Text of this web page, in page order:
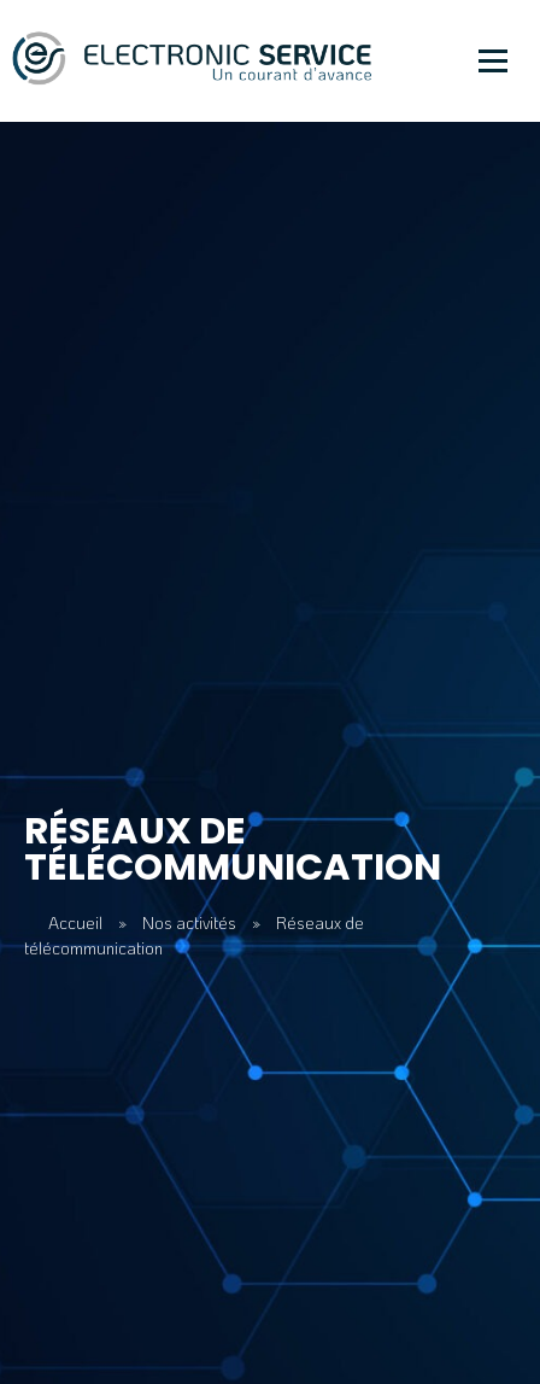
RÉSEAUX DE
TÉLÉCOMMUNICATION
Accueil » Nos activités »
Réseaux de
télécommunication